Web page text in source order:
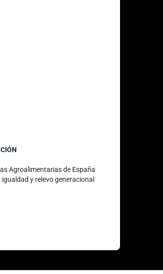
Agroalimentarias de España
y relevo generacional